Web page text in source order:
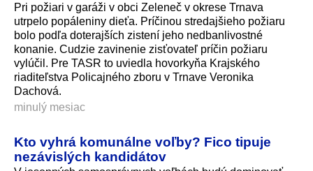
Pri požiari v garáži v obci Zeleneč v okrese Trnava
utrpelo popáleniny dieťa. Príčinou stredajšieho požiaru
bolo podľa doterajších zistení jeho nedbanlivostné
konanie. Cudzie zavinenie zisťovateľ príčin požiaru
vylúčil. Pre TASR to uviedla hovorkyňa Krajského
riaditeľstva Policajného zboru v Trnave Veronika
Dachová.
minulý mesiac
Kto vyhrá komunálne voľby? Fico tipuje
nezávislých kandidátov